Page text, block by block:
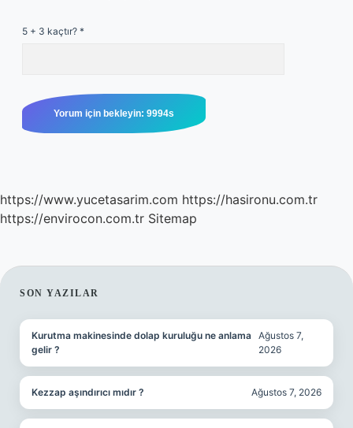
5 + 3 kaçtır? *
https://www.yucetasarim.com https://hasironu.com.tr
https://envirocon.com.tr Sitemap
SIDEBAR
SON YAZILAR
Kurutma makinesinde dolap kuruluğu ne anlama
gelir ?
Ağustos 7,
2026
Kezzap aşındırıcı mıdır ? Ağustos 7, 2026